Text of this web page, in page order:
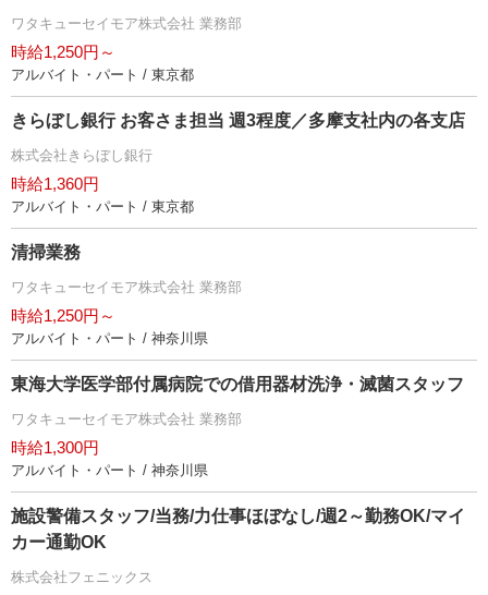
ワタキューセイモア株式会社 業務部
時給1,250円～
アルバイト・パート / 東京都
きらぼし銀行 お客さま担当 週3程度／多摩支社内の各支店
株式会社きらぼし銀行
時給1,360円
アルバイト・パート / 東京都
清掃業務
ワタキューセイモア株式会社 業務部
時給1,250円～
アルバイト・パート / 神奈川県
東海大学医学部付属病院での借用器材洗浄・滅菌スタッフ
ワタキューセイモア株式会社 業務部
時給1,300円
アルバイト・パート / 神奈川県
施設警備スタッフ/当務/力仕事ほぼなし/週2～勤務OK/マイ
カー通勤OK
株式会社フェニックス